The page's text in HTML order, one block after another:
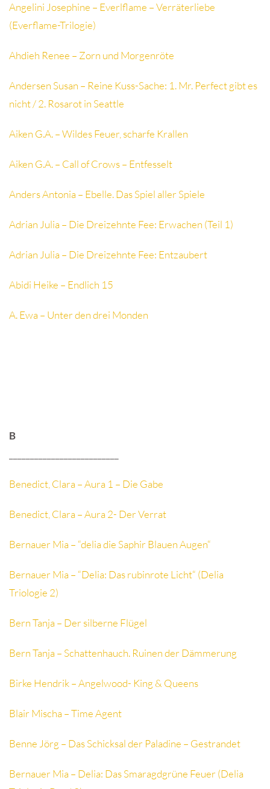
Angelini Josephine – Everlflame – Verräterliebe
(Everflame-Trilogie)
Ahdieh Renee – Zorn und Morgenröte
Andersen Susan – Reine Kuss-Sache: 1. Mr. Perfect gibt es
nicht / 2. Rosarot in Seattle
Aiken G.A. – Wildes Feuer, scharfe Krallen
Aiken G.A. – Call of Crows – Entfesselt
Anders Antonia – Ebelle. Das Spiel aller Spiele
Adrian Julia – Die Dreizehnte Fee: Erwachen (Teil 1)
Adrian Julia – Die Dreizehnte Fee: Entzaubert
Abidi Heike – Endlich 15
A. Ewa – Unter den drei Monden
B
Benedict, Clara – Aura 1 – Die Gabe
Benedict, Clara – Aura 2- Der Verrat
Bernauer Mia – “delia die Saphir Blauen Augen“
Bernauer Mia – “Delia: Das rubinrote Licht“ (Delia
Triologie 2)
Bern Tanja – Der silberne Flügel
Bern Tanja – Schattenhauch. Ruinen der Dämmerung
Birke Hendrik – Angelwood- King & Queens
Blair Mischa – Time Agent
Benne Jörg – Das Schicksal der Paladine – Gestrandet
Bernauer Mia – Delia: Das Smaragdgrüne Feuer (Delia